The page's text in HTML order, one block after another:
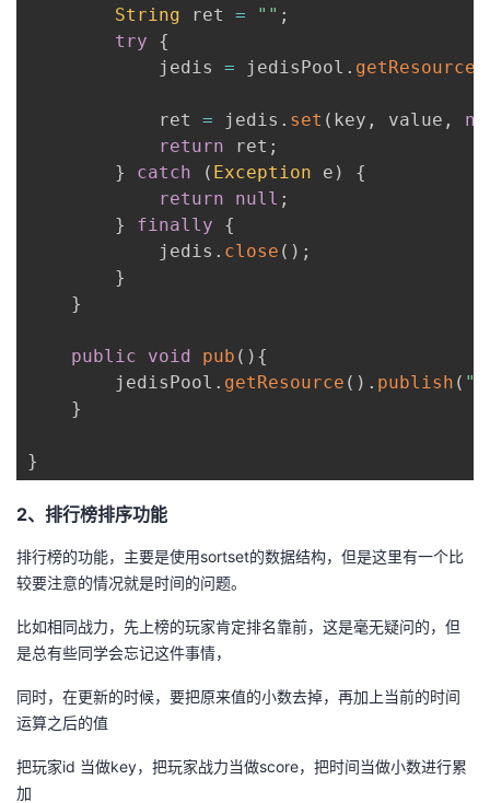
String ret = "" ;
try
{
            jedis
= jedisPool . getResource
            ret
= jedis . set ( key , value ,
return ret ;
}
catch ( Exception e )
{
return
null ;
}
finally
{
            jedis
. close ( ) ;
}
}
public void pub ( ) {
        jedisPool
. getResource ( ) . publish (
}
}
2、排行榜排序功能
排行榜的功能，主要是使用sortset的数据结构，但是这里有一个比
较要注意的情况就是时间的问题。
比如相同战力，先上榜的玩家肯定排名靠前，这是毫无疑问的，但
是总有些同学会忘记这件事情，
同时，在更新的时候，要把原来值的小数去掉，再加上当前的时间
运算之后的值
把玩家id 当做key，把玩家战力当做score，把时间当做小数进行累
加